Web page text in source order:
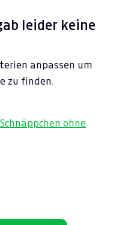
leider keine
anpassen um
zu finden.
ohne